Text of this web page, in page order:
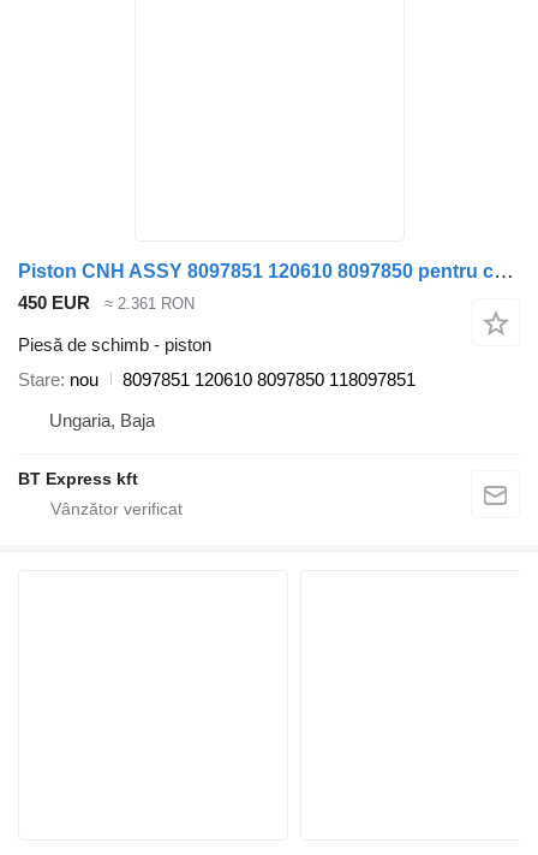
Piston CNH ASSY 8097851 120610 8097850 pentru camion IVECO
450 EUR ≈ 2.361 RON
Piesă de schimb - piston
Stare nou
8097851 120610 8097850 118097851
Ungaria, Baja
BT Express kft